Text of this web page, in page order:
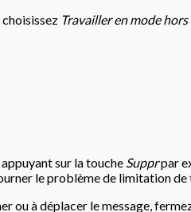
Travailler en mode
sur la touche Supprpar
le problème de limitation de
ou à déplacer le message,